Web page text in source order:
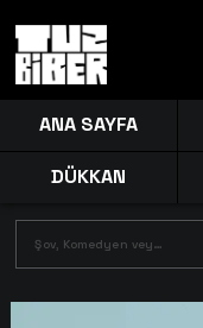
ANA SAYFA
DÜKKAN